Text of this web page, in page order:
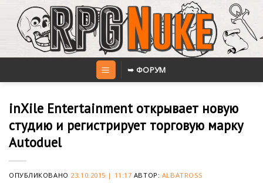
content
➥ ФОРУМ
inXile Entertainment открывает новую
студию и регистрирует торговую марку
Autoduel
ОПУБЛИКОВАНО 23.10.2015 | 11:17 АВТОР: ALBATROSS